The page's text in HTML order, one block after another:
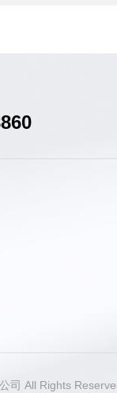
司 All Rights